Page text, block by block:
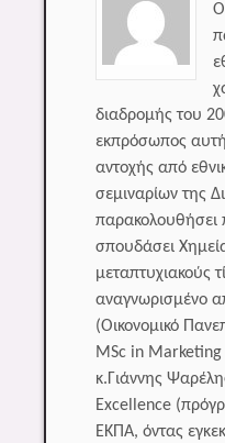
Ο
διαδρομής του
εκπρόσωπος
αντοχής από
σεμιναρίων της
παρακολουθήσει
σπουδάσει
μεταπτυχιακούς
αναγνωρισμένο
(Οικονομικό
MSc in
κ.Γιάννης
Excellence
ΕΚΠΑ, όντας